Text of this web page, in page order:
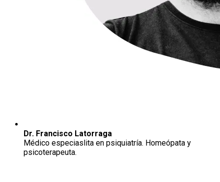
Dr. Francisco Latorraga
Médico especiaslita en psiquiatría. Homeópata y
psicoterapeuta.